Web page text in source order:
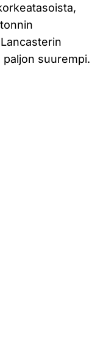
suurempi.